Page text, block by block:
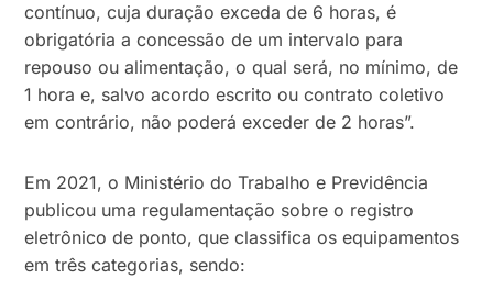
contínuo, cuja duração exceda de 6 horas, é
obrigatória a concessão de um intervalo para
repouso ou alimentação, o qual será, no mínimo, de
1 hora e, salvo acordo escrito ou contrato coletivo
em contrário, não poderá exceder de 2 horas”.
Em 2021, o Ministério do Trabalho e Previdência
publicou uma regulamentação sobre o registro
eletrônico de ponto, que classifica os equipamentos
em três categorias, sendo: